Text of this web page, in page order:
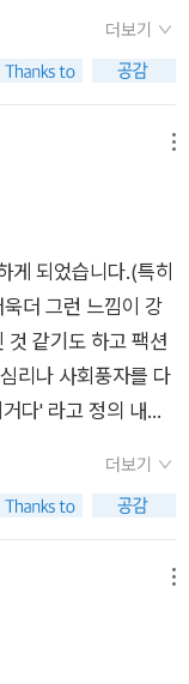
통해 바르셀로나를
에게 널리 전하려
말한다. “애증은
큼 아끼는 마음이
연락 없다』는 작
탈루냐에, 자신의
나 올림픽에 바치는
은 <경이로운 도시
한 범죄소설이 아니
으로 지구 바르셀로
상부의 지시대로
가 베야테라 자치 대
가 낮은 편이란다.
두 개, 꼬리 길이는
을 바꾼 구르브는 수
이 매우 불편한 기
만 연락이 없는 거
것. ‘나’는 기계에
에 계속 머물 수 없
구르부를 찾기 위해.
가는 찾게 되겠지만
구르부와 ‘나’는 모
주선에서 함께 살
더보기
게 되었습니다.(특히
더 그런 느낌이 강
것 같기도 하고 팩션
리나 사회풍자를 다
다' 라고 정의 내리
익 언덕을 질주하던
에 앞둔 이야기를
족 작가인 마거릿 애
페인 문학의 대표
다> 가 묘한 경계
더보기